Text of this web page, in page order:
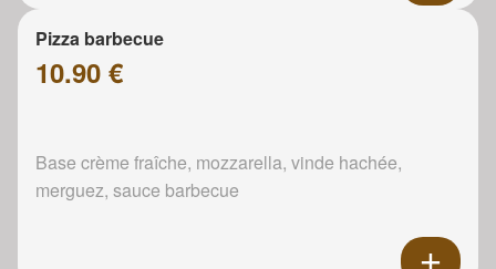
Pizza barbecue
10.90 €
Base crème fraîche, mozzarella, vinde hachée,
merguez, sauce barbecue